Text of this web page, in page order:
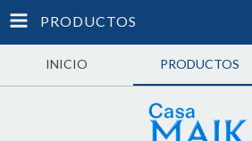
PRODUCTOS
INICIO PRODUCTOS